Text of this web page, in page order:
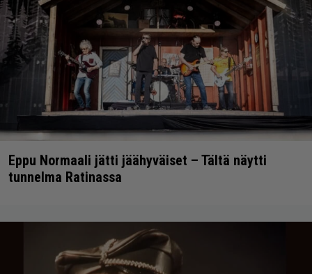
Eppu Normaali jätti jäähyväiset – Tältä näytti
tunnelma Ratinassa